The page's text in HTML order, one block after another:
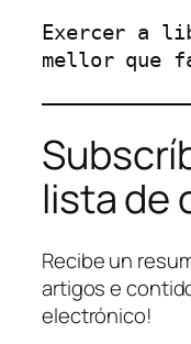
Exercer a
mellor que
lista de
Recibe un
artigos e
electrónico!